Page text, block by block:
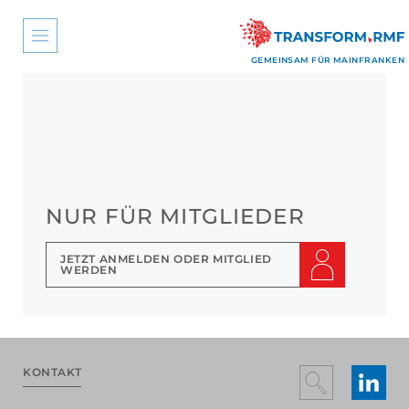
GEMEINSAM FÜR MAIN­FRANKEN
NUR FÜR MITGLIEDER
JETZT ANMELDEN ODER MITGLIED
WERDEN
KONTAKT